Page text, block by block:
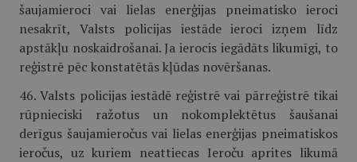
šaujamieroci vai lielas enerģijas pneimatisko ieroci
nesakrīt, Valsts policijas iestāde ieroci izņem līdz
apstākļu noskaidrošanai. Ja ierocis iegādāts likumīgi, to
reģistrē pēc konstatētās kļūdas novēršanas.
46. Valsts policijas iestādē reģistrē vai pārreģistrē tikai
rūpnieciski ražotus un nokomplektētus šaušanai
derīgus šaujamieročus vai lielas enerģijas pneimatiskos
ieročus, uz kuriem neattiecas Ieroču aprites likumā